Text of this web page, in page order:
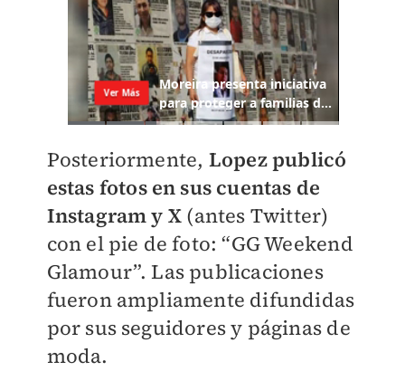
Posteriormente, Lopez publicó
estas fotos en sus cuentas de
Instagram y X (antes Twitter)
con el pie de foto: “GG Weekend
Glamour”. Las publicaciones
fueron ampliamente difundidas
por sus seguidores y páginas de
moda.